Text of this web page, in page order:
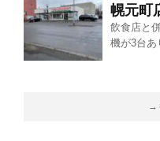
幌元町
飲食店と
機が3台あ
→